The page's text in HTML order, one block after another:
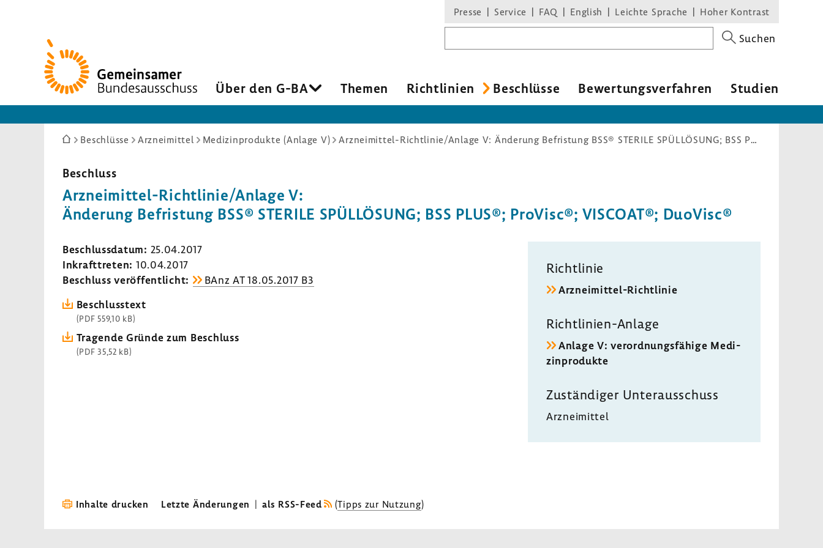
Zur
Startseite
Presse Service FAQ English Leichte Sprache Hoher Kontrast
Suchen
Über den G-BA Themen Richt­li­nien Beschlüsse Bewer­tungs­ver­fahren Studien
Sie
hier:
Beschlüsse Arzneimittel Medizinprodukte (Anlage V) Arzneimittel-Richtlinie/Anlage V: Änderung Befristung BSS® STERILE SPÜLLÖSUNG; BSS PLUS®; ProVisc®; VISCOAT®; DuoVisc®
Beschluss
Arzneimittel-​Richtlinie/Anlage V:
Ände­rung Befris­tung BSS® STERILE SPÜL­LÖ­SUNG; BSS PLUS®; ProVisc®; VISCOAT®; DuoVisc®
Beschluss­datum: 25.04.2017
Inkraft­treten: 10.04.2017
Beschluss veröf­fent­licht:
BAnz AT 18.05.2017 B3
Beschluss­text
(PDF 559,10 kB)
Tragende Gründe zum Beschluss
(PDF 35,52 kB)
Richt­linie
Arzneimittel-​Richtlinie
Richtlinien-​Anlage
Anlage V: verord­nungs­fä­hige Medi­
zin­pro­dukte
Zustän­diger Unter­aus­schuss
Arznei­mittel
Inhalte drucken Letzte Änderungen | als RSS-Feed (Tipps zur Nutzung)